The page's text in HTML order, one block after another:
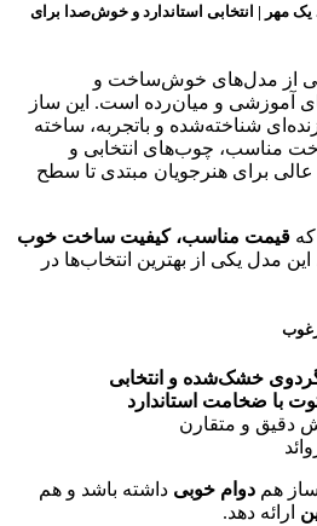
مهر | انتخابی استاندارد و خوش‌صدا برای
از مدل‌های خوش‌ساخت و
آموزشی و میان‌رده است. این ساز
شناخته‌شده و باتجربه، ساخته
مناسب، چوب‌های انتخابی و
عالی برای هنرجویان مبتدی تا سطح
قیمت مناسب، کیفیت ساخت خوب
مدل یکی از بهترین انتخاب‌ها در
خشک‌شده و انتخابی
با ضخامت استاندارد
دقیق و متقارن
هم دوام خوبی داشته باشد و هم
ارائه دهد.